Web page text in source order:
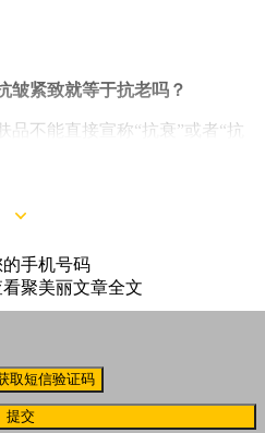
皱紧致就等于抗老吗？
品不能直接宣称“抗衰”或者“抗
手机号码
聚美丽文章全文
取短信验证码
提交